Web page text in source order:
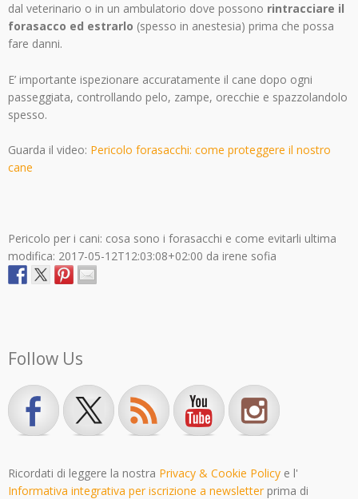
dal veterinario o in un ambulatorio dove possono rintracciare il
forasacco ed estrarlo (spesso in anestesia) prima che possa
fare danni.
E’ importante ispezionare accuratamente il cane dopo ogni
passeggiata, controllando pelo, zampe, orecchie e spazzolandolo
spesso.
Guarda il video: Pericolo forasacchi: come proteggere il nostro
cane
Pericolo per i cani: cosa sono i forasacchi e come evitarli ultima
modifica: 2017-05-12T12:03:08+02:00 da irene sofia
Follow Us
Ricordati di leggere la nostra Privacy & Cookie Policy e l'
Informativa integrativa per iscrizione a newsletterprima di